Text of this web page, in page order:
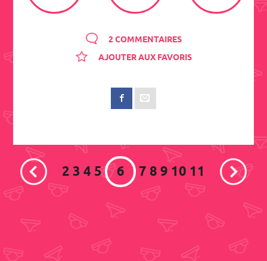
2 COMMENTAIRES
AJOUTER AUX FAVORIS
23 4 5 6 789 10 11